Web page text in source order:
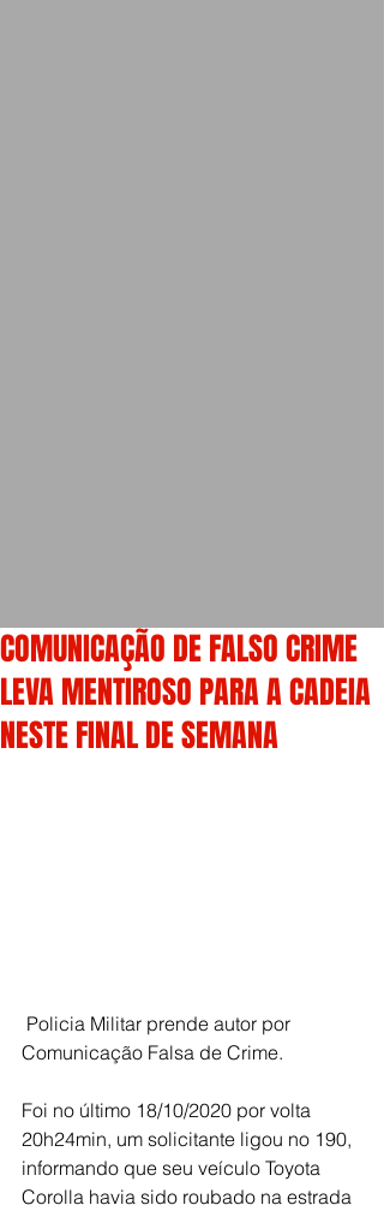
COMUNICAÇÃO DE FALSO CRIME
LEVA MENTIROSO PARA A CADEIA
NESTE FINAL DE SEMANA
Comunicação Falsa de Crime.
Foi no último 18/10/2020 por volta
20h24min, um solicitante ligou no 190,
informando que seu veículo Toyota
Corolla havia sido roubado na estrada